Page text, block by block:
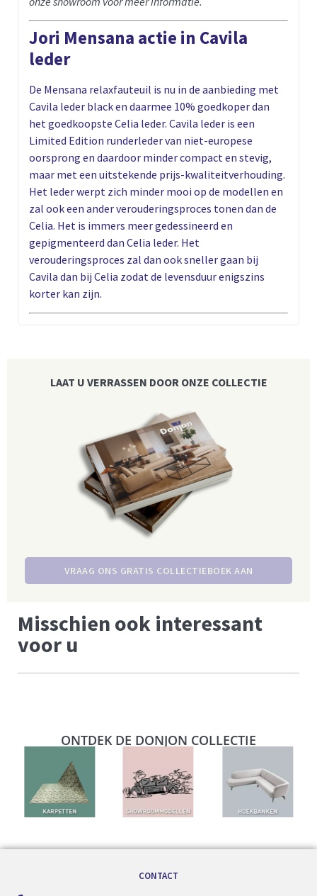
Jori Mensana actie in Cavila
leder
De Mensana relaxfauteuil is nu in de aanbieding met
Cavila leder black en daarmee 10% goedkoper dan
het goedkoopste Celia leder. Cavila leder is een
Limited Edition runderleder van niet-europese
oorsprong en daardoor minder compact en stevig,
maar met een uitstekende prijs-kwaliteitverhouding.
Het leder werpt zich minder mooi op de modellen en
zal ook een ander verouderingsproces tonen dan de
Celia. Het is immers meer gedessineerd en
gepigmenteerd dan Celia leder. Het
verouderingsproces zal dan ook sneller gaan bij
Cavila dan bij Celia zodat de levensduur enigszins
korter kan zijn.
LAAT U VERRASSEN DOOR ONZE COLLECTIE
VRAAG ONS GRATIS COLLECTIEBOEK AAN
Misschien ook interessant
voor u
ONTDEK DE DONJON COLLECTIE
CONTACT